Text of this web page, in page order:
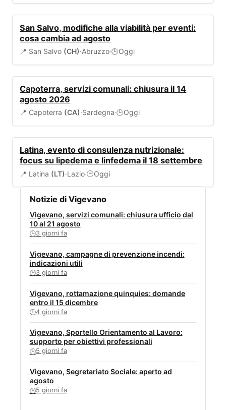
San Salvo, modifiche alla viabilità per eventi:
cosa cambia ad agosto
📍 San Salvo (CH)·Abruzzo·🕒Oggi
Capoterra, servizi comunali: chiusura il 14
agosto 2026
📍 Capoterra (CA)·Sardegna·🕒Oggi
Latina, evento di consulenza nutrizionale:
focus su lipedema e linfedema il 18 settembre
📍 Latina (LT)·Lazio·🕒Oggi
Notizie di Vigevano
Vigevano, servizi comunali: chiusura ufficio dal
10 al 21 agosto
🕒3 giorni fa
Vigevano, campagne di prevenzione incendi:
indicazioni utili
🕒3 giorni fa
Vigevano, rottamazione quinquies: domande
entro il 15 dicembre
🕒4 giorni fa
Vigevano, Sportello Orientamento al Lavoro:
supporto per obiettivi professionali
🕒5 giorni fa
Vigevano, Segretariato Sociale: aperto ad
agosto
🕒5 giorni fa